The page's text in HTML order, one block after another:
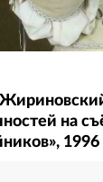
на
1996